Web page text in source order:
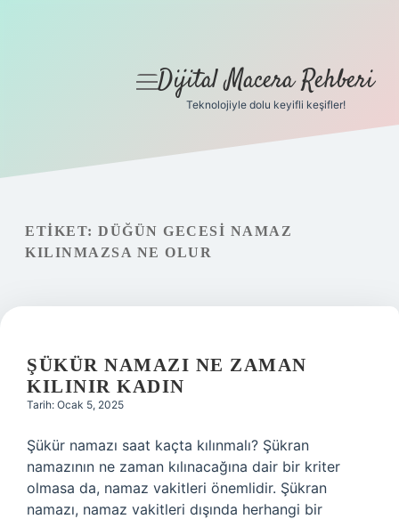
Gizlilik Politikası
Hakkımızda
menüyü
Dijital Macera Rehberi
Teknolojiyle dolu keyifli keşifler!
ETIKET: DÜĞÜN GECESI NAMAZ
KILINMAZSA NE OLUR
ŞÜKÜR NAMAZI NE ZAMAN
KILINIR KADIN
Tarih: Ocak 5, 2025
Şükür namazı saat kaçta kılınmalı? Şükran
namazının ne zaman kılınacağına dair bir kriter
olmasa da, namaz vakitleri önemlidir. Şükran
namazı, namaz vakitleri dışında herhangi bir